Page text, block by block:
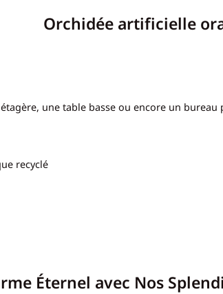
Orchidée artificielle
une table basse ou encore un
recyclé
Éternel avec Nos